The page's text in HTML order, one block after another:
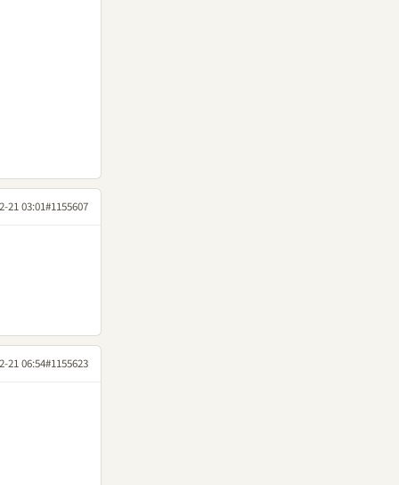
21 03:01#1155607
21 06:54#1155623